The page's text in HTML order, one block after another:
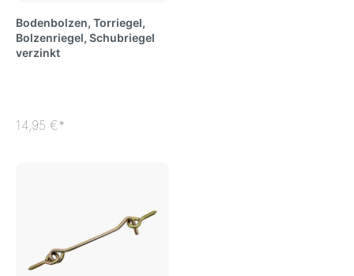
Bodenbolzen, Torriegel,
Bolzenriegel, Schubriegel
verzinkt
14,95 €*